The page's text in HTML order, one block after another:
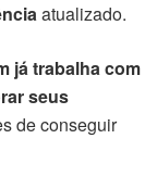
atualizado.
já trabalha com
seus
de conseguir